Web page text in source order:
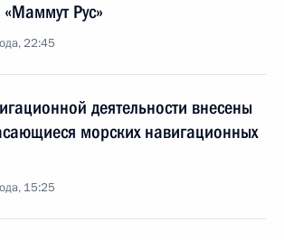
Рус»
22:45
деятельности внесены
морских навигационных
15:25